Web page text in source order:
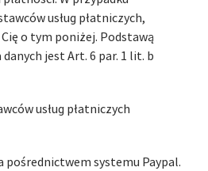
usług płatniczych,
o tym poniżej. Podstawą
jest Art. 6 par. 1 lit. b
usług płatniczych
pośrednictwem systemu Paypal.